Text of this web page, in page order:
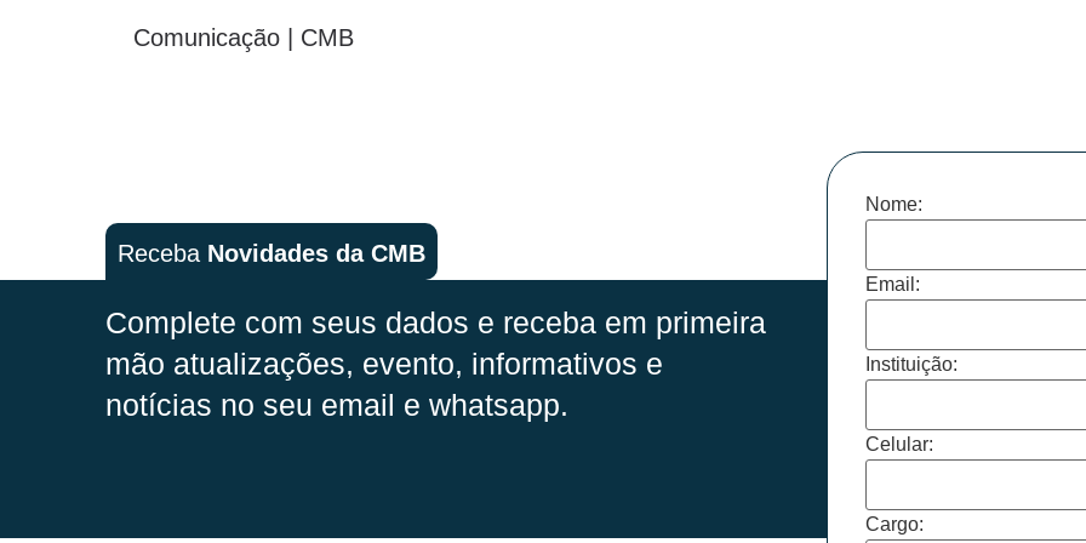
Comunicação | CMB
Receba Novidades da CMB
Complete com seus dados e receba em primeira
mão atualizações, evento, informativos e
notícias no seu email e whatsapp.
Nome:
Email:
Instituição:
Celular:
Cargo: